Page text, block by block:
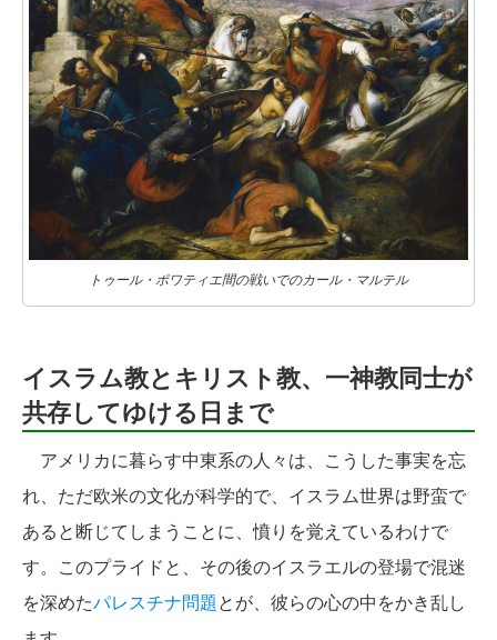
トゥール・ポワティエ間の戦いでのカール・マルテル
イスラム教とキリスト教、一神教同士が
共存してゆける日まで
アメリカに暮らす中東系の人々は、こうした事実を忘
れ、ただ欧米の文化が科学的で、イスラム世界は野蛮で
あると断じてしまうことに、憤りを覚えているわけで
す。このプライドと、その後のイスラエルの登場で混迷
を深めたパレスチナ問題 とが、彼らの心の中をかき乱し